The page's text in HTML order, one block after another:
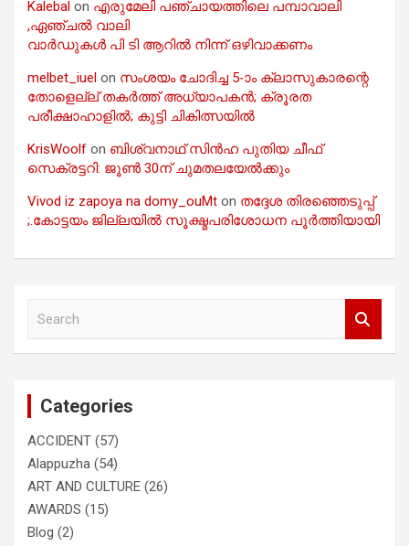
Kalebal on എരുമേലി പഞ്ചായത്തിലെ പമ്പാവാലി
,ഏഞ്ചൽ വാലി
വാർഡുകൾ പി ടി ആറിൽ നിന്ന് ഒഴിവാക്കണം
melbet_iuel on സംശയം ചോദിച്ച 5-ാം ക്ലാസുകാരന്റെ
തോളെല്ല് തകർത്ത് അധ്യാപകൻ; ക്രൂരത
പരീക്ഷാഹാളിൽ; കുട്ടി ചികിത്സയിൽ
KrisWoolf on ബിശ്വനാഥ് സിൻഹ പുതിയ ചീഫ്
സെക്രട്ടറി: ജൂൺ 30ന് ചുമതലയേൽക്കും
Vivod iz zapoya na domy_ouMt on തദ്ദേശ തിരഞ്ഞെടുപ്പ്
;.കോട്ടയം ജില്ലയിൽ സൂക്ഷ്മപരിശോധന പൂർത്തിയായി
Categories
ACCIDENT (57)
Alappuzha (54)
ART AND CULTURE (26)
AWARDS (15)
Blog (2)